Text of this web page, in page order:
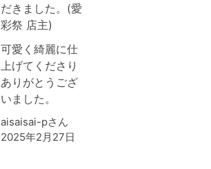
だきました。(愛
彩祭 店主)
可愛く綺麗に仕
上げてくださり
ありがとうござ
いました。
aisaisai-pさん
2025年2月27日